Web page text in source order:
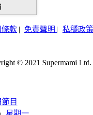
款 | 免責聲明 | 私穩政策
© 2021 Supermami Ltd.
目
星期一